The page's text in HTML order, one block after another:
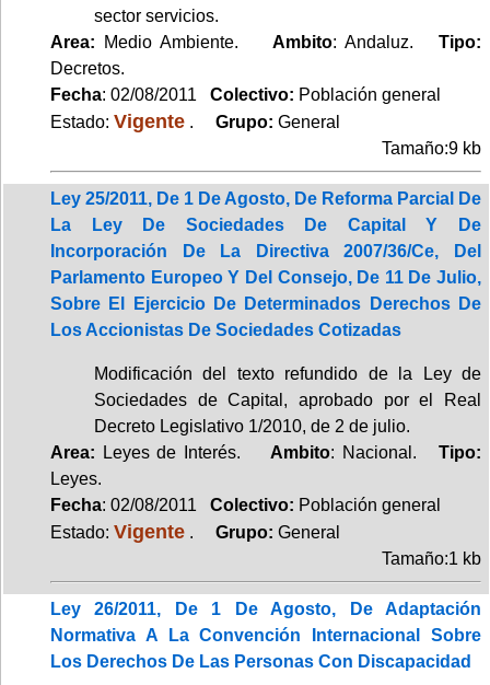
sector servicios.
Area: Medio Ambiente. Ambito: Andaluz.Tipo:
Decretos.
Fecha: 02/08/2011 Colectivo: Población general
Estado: Vigente . Grupo: General
Tamaño:9 kb
Ley 25/2011, De 1 De Agosto, De Reforma Parcial De
La Ley De Sociedades De Capital Y De
Incorporación De La Directiva 2007/36/Ce, Del
Parlamento Europeo Y Del Consejo, De 11 De Julio,
Sobre El Ejercicio De Determinados Derechos De
Los Accionistas De Sociedades Cotizadas
Modificación del texto refundido de la Ley de
Sociedades de Capital, aprobado por el Real
Decreto Legislativo 1/2010, de 2 de julio.
Area: Leyes de Interés. Ambito: Nacional.Tipo:
Leyes.
Fecha: 02/08/2011 Colectivo: Población general
Estado: Vigente . Grupo: General
Tamaño:1 kb
Ley 26/2011, De 1 De Agosto, De Adaptación
Normativa A La Convención Internacional Sobre
Los Derechos De Las Personas Con Discapacidad